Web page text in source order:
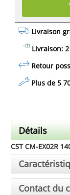
Livraison
Livraison:
Retour
Plus de 5
Détails
CST CM-EX02R
Contact du